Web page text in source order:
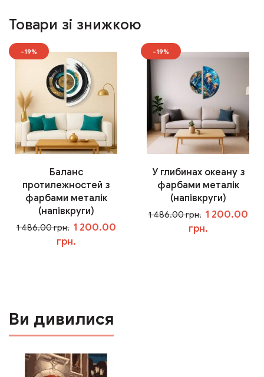
Товари зі знижкою
-19%
Баланс
протилежностей з
фарбами металік
(напівкруги)
1 486.00 грн. 1 200.00
грн.
-19%
У глибинах океану з
фарбами металік
(напівкруги)
1 486.00 грн. 1 200.00
грн.
Ви дивилися